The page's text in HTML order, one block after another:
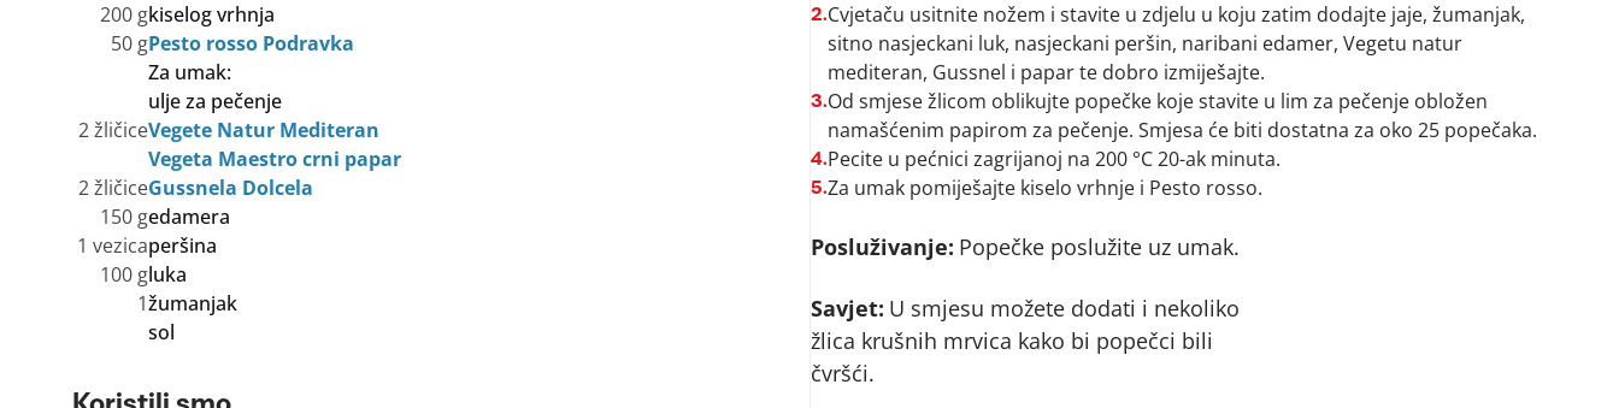
200 gkiselog vrhnja
50 gPesto rosso Podravka
Za umak:
ulje za pečenje
2 žličiceVegete Natur Mediteran
Vegeta Maestro crni papar
2 žličiceGussnela Dolcela
150 gedamera
1 vezicaperšina
100 gluka
1žumanjak
sol
2.Cvjetaču usitnite nožem i stavite u zdjelu u koju zatim dodajte jaje, žumanjak,
sitno nasjeckani luk, nasjeckani peršin, naribani edamer, Vegetu natur
mediteran, Gussnel i papar te dobro izmiješajte.
3.Od smjese žlicom oblikujte popečke koje stavite u lim za pečenje obložen
namašćenim papirom za pečenje. Smjesa će biti dostatna za oko 25 popečaka.
4.Pecite u pećnici zagrijanoj na 200 °C 20-ak minuta.
5.Za umak pomiješajte kiselo vrhnje i Pesto rosso.
Posluživanje: Popečke poslužite uz umak.
Savjet: U smjesu možete dodati i nekoliko
žlica krušnih mrvica kako bi popečci bili
čvršći.